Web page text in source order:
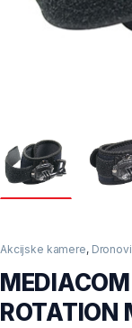
Akcijske kamere,
ROTATION